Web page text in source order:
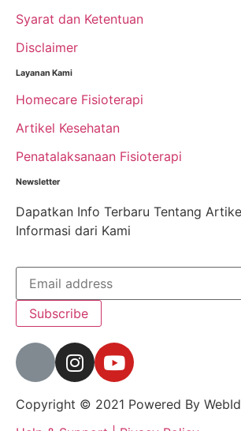
Syarat dan Ketentuan
Disclaimer
Layanan Kami
Homecare Fisioterapi
Artikel Kesehatan
Penatalaksanaan Fisioterapi
Newsletter
Dapatkan Info Terbaru Tentang
Informasi dari Kami
Subscribe
Copyright © 2021 Powered By